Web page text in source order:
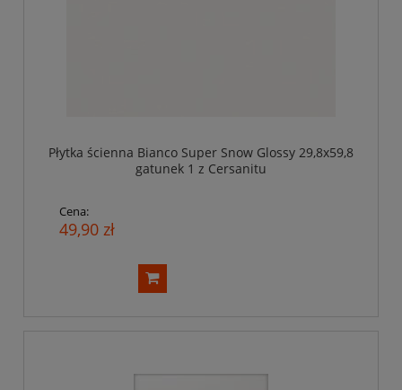
Płytka ścienna Bianco Super Snow Glossy 29,8x59,8
gatunek 1 z Cersanitu
Cena:
49,90 zł